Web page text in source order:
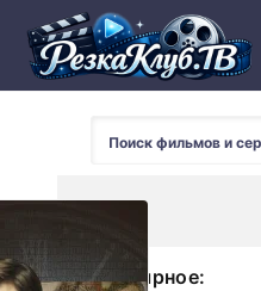
Популярное: